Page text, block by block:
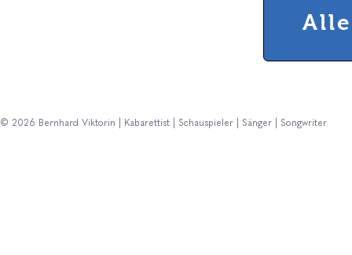
© 2026 Bernhard Viktorin | Kabarettist | Schauspieler | Sänger | Songwriter